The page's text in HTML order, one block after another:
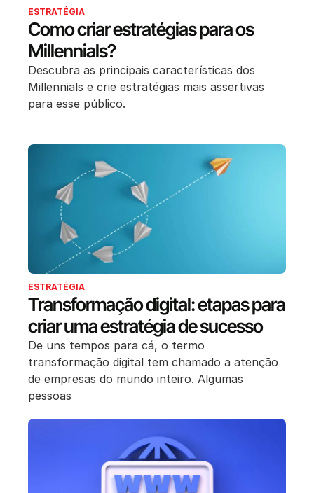
ESTRATÉGIA
Como criar estratégias para os
Millennials?
Descubra as principais características dos
Millennials e crie estratégias mais assertivas
para esse público.
ESTRATÉGIA
Transformação digital: etapas para
criar uma estratégia de sucesso
De uns tempos para cá, o termo
transformação digital tem chamado a atenção
de empresas do mundo inteiro. Algumas
pessoas